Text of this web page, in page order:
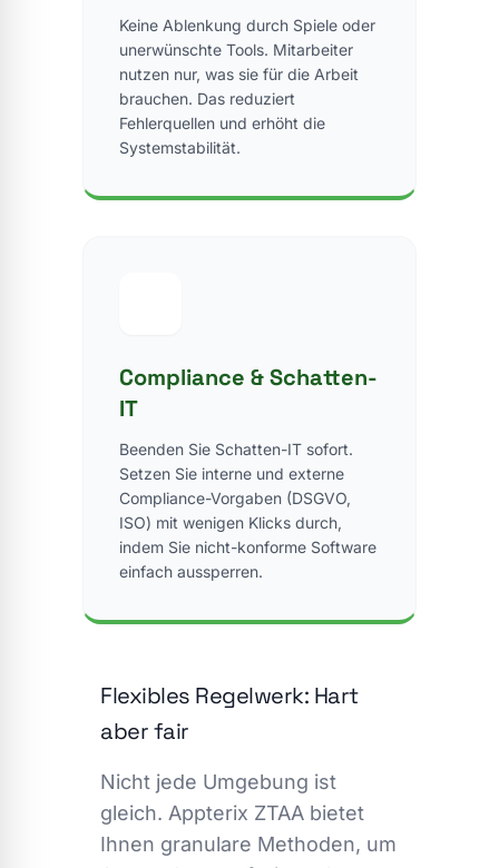
Keine Ablenkung durch Spiele oder
unerwünschte Tools. Mitarbeiter
nutzen nur, was sie für die Arbeit
brauchen. Das reduziert
Fehlerquellen und erhöht die
Systemstabilität.
Compliance & Schatten-
IT
Beenden Sie Schatten-IT sofort.
Setzen Sie interne und externe
Compliance-Vorgaben (DSGVO,
ISO) mit wenigen Klicks durch,
indem Sie nicht-konforme Software
einfach aussperren.
Flexibles Regelwerk: Hart
aber fair
Nicht jede Umgebung ist
gleich. Appterix ZTAA bietet
Ihnen granulare Methoden, um